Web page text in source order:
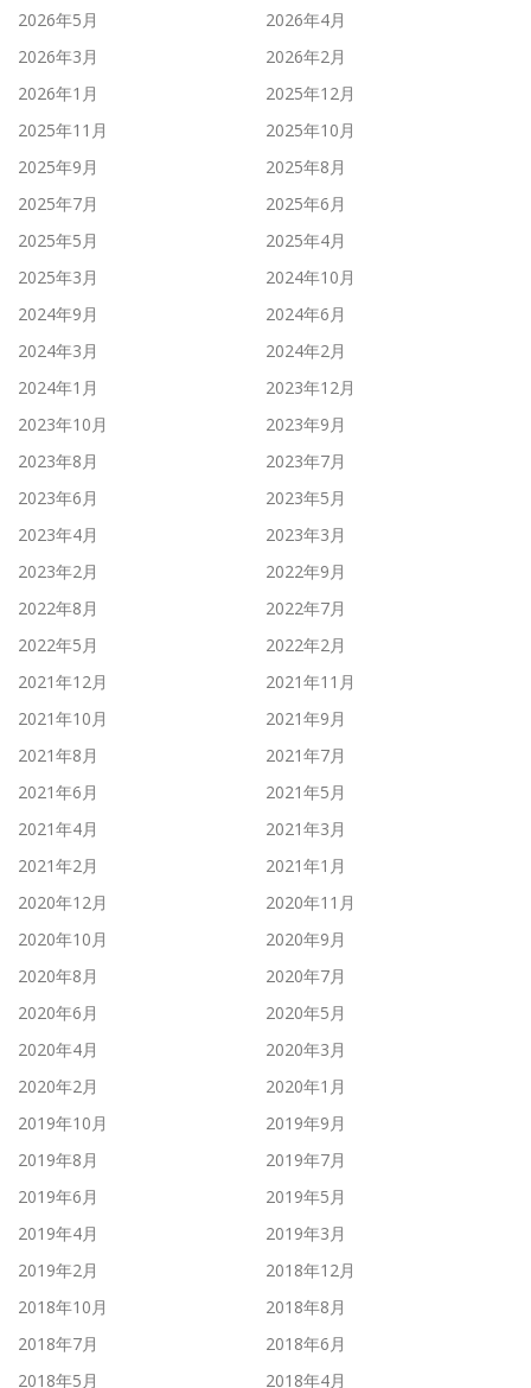
2026年5月
2026年4月
2026年3月
2026年2月
2026年1月
2025年12月
2025年11月
2025年10月
2025年9月
2025年8月
2025年7月
2025年6月
2025年5月
2025年4月
2025年3月
2024年10月
2024年9月
2024年6月
2024年3月
2024年2月
2024年1月
2023年12月
2023年10月
2023年9月
2023年8月
2023年7月
2023年6月
2023年5月
2023年4月
2023年3月
2023年2月
2022年9月
2022年8月
2022年7月
2022年5月
2022年2月
2021年12月
2021年11月
2021年10月
2021年9月
2021年8月
2021年7月
2021年6月
2021年5月
2021年4月
2021年3月
2021年2月
2021年1月
2020年12月
2020年11月
2020年10月
2020年9月
2020年8月
2020年7月
2020年6月
2020年5月
2020年4月
2020年3月
2020年2月
2020年1月
2019年10月
2019年9月
2019年8月
2019年7月
2019年6月
2019年5月
2019年4月
2019年3月
2019年2月
2018年12月
2018年10月
2018年8月
2018年7月
2018年6月
2018年5月
2018年4月